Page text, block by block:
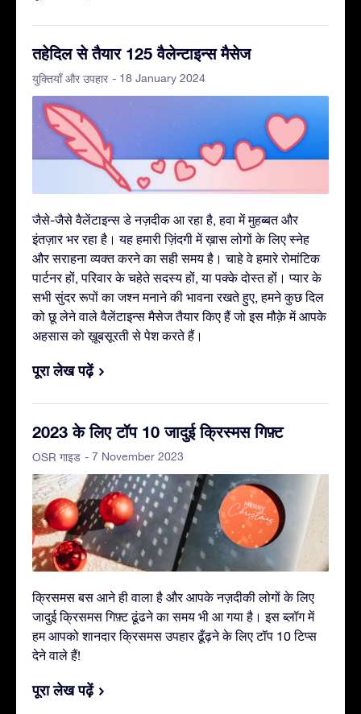
तहेदिल से तैयार 125 वैलेन्टाइन्स मैसेज
युक्तियाँ और उपहार - 18 January 2024
जैसे-जैसे वैलेंटाइन्स डे नज़दीक आ रहा है, हवा में मुहब्बत और
इंतज़ार भर रहा है। यह हमारी ज़िंदगी में ख़ास लोगों के लिए स्नेह
और सराहना व्यक्त करने का सही समय है। चाहे वे हमारे रोमांटिक
पार्टनर हों, परिवार के चहेते सदस्य हों, या पक्के दोस्त हों। प्यार के
सभी सुंदर रूपों का जश्न मनाने की भावना रखते हुए, हमने कुछ दिल
को छू लेने वाले वैलेंटाइन्स मैसेज तैयार किए हैं जो इस मौक़े में आपके
अहसास को ख़ूबसूरती से पेश करते हैं।
पूरा लेख पढ़ें
2023 के लिए टॉप 10 जादुई क्रिस्मस गिफ़्ट
OSR गाइड - 7 November 2023
क्रिसमस बस आने ही वाला है और आपके नज़दीकी लोगों के लिए
जादुई क्रिसमस गिफ़्ट ढूंढने का समय भी आ गया है। इस ब्लॉग में
हम आपको शानदार क्रिसमस उपहार ढूँढ़ने के लिए टॉप 10 टिप्स
देने वाले हैं!
पूरा लेख पढ़ें